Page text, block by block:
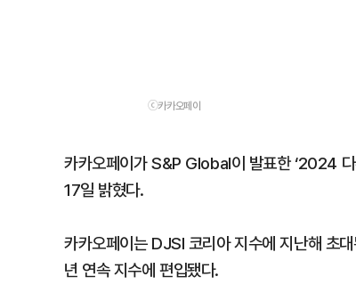
ⓒ카카오페이
카카오페이가 S&P Global이 발표한 ‘2024
17일 밝혔다.
카카오페이는 DJSI 코리아 지수에 지난해 초
년 연속 지수에 편입됐다.